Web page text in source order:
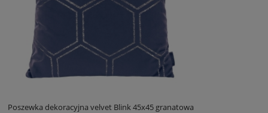
Poszewka dekoracyjna velvet Blink 45x45 granatowa